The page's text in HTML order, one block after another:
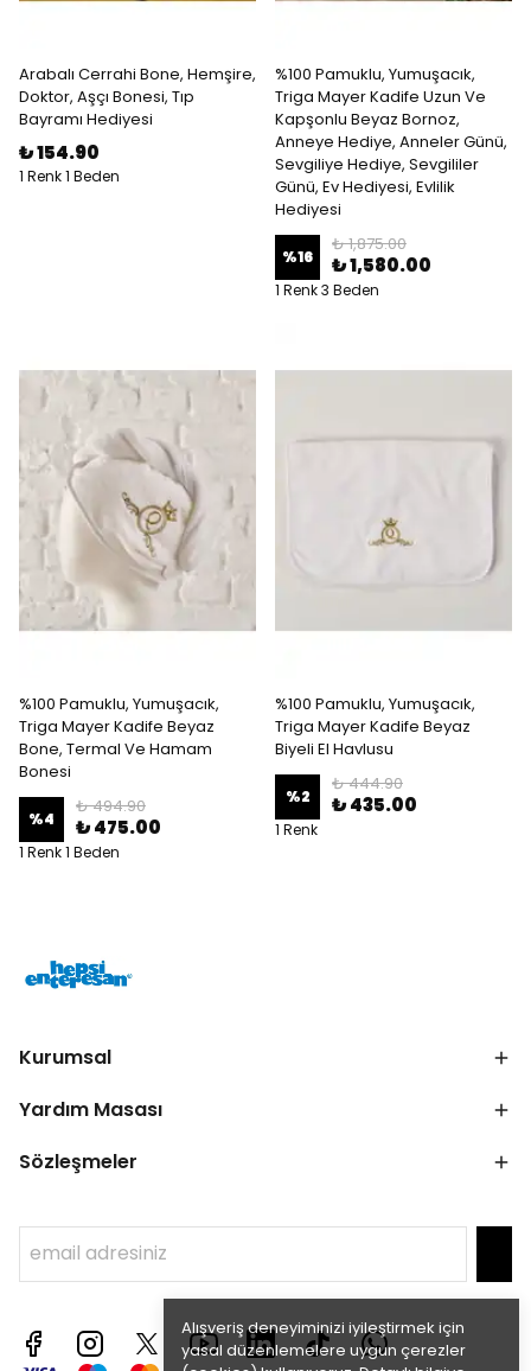
Alışveriş deneyiminizi iyileştirmek için
yasal düzenlemelere uygun çerezler
Arabalı Cerrahi Bone, Hemşire,
Doktor, Aşçı Bonesi, Tıp
Bayramı Hediyesi
₺ 154.90
1 Renk 1 Beden
%100 Pamuklu, Yumuşacık,
Triga Mayer Kadife Uzun Ve
Kapşonlu Beyaz Bornoz,
Anneye Hediye, Anneler Günü,
Sevgiliye Hediye, Sevgililer
Günü, Ev Hediyesi, Evlilik
Hediyesi
%16
₺ 1,875.00
₺ 1,580.00
1 Renk 3 Beden
%100 Pamuklu, Yumuşacık,
Triga Mayer Kadife Beyaz
Bone, Termal Ve Hamam
Bonesi
%4
₺ 494.90
₺ 475.00
1 Renk 1 Beden
%100 Pamuklu, Yumuşacık,
Triga Mayer Kadife Beyaz
Biyeli El Havlusu
%2
₺ 444.90
₺ 435.00
1 Renk
Kurumsal
Yardım Masası
Sözleşmeler